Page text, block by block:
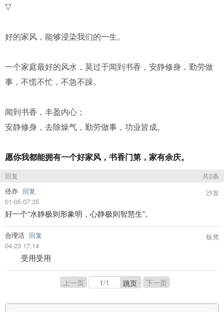
▽
好的家风，能够浸染我们的一生。
一个家庭最好的风水，莫过于闻到书香，安静修身，勤劳做
事，不慌不忙，不急不躁。
闻到书香，丰盈内心；
安静修身，去除燥气，勤劳做事，功业皆成。
愿你我都能拥有一个好家风，书香门第，家有余庆。
回复
共2条
伾亦 回复
01-05 07:35
沙发
好一个“水静极则形象明，心静极则智慧生”。
合理活 回复
04-23 17:14
板凳
受用受用
上一页 跳页 下一页